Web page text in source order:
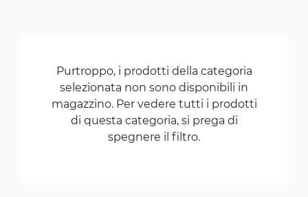
Purtroppo, i prodotti della categoria
selezionata non sono disponibili in
magazzino. Per vedere tutti i prodotti
di questa categoria, si prega di
spegnere il filtro.